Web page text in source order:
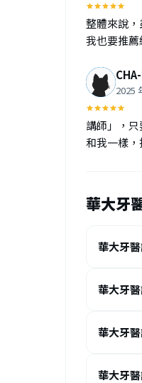
整體來說
我也要推薦
2025
講師」，
和我一樣，
華大牙
華大牙
華大牙
華大牙
華大牙